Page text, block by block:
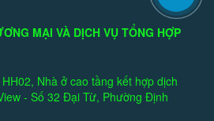
MẠI VÀ DỊCH VỤ TỔNG HỢP
Nhà ở cao tầng kết hợp dịch
- Số 32 Đại Từ, Phường Định